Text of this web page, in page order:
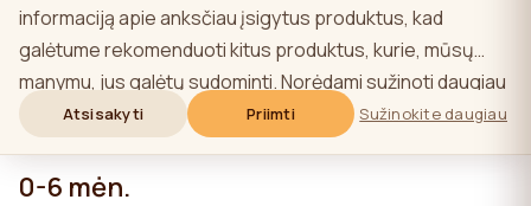
0-6 mėn.
informaciją apie anksčiau įsigytus produktus, kad
galėtume rekomenduoti kitus produktus, kurie, mūsų
manymu, jus galėtų sudominti. Norėdami sužinoti daugiau
apie mūsų slapukų politiką, spustelėkite mygtuką
"Sužinoti daugiau". Galite sutikti su visais slapukais
spustelėdami mygtuką "Sutikti su visais" arba atsisakyti
Atsisakyti Priimti Sužinokite daugiau